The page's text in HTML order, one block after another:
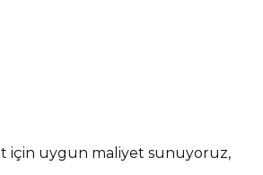
için uygun maliyet sunuyoruz,